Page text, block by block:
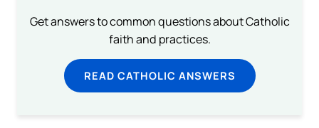
Get answers to common questions about Catholic
faith and practices.
READ CATHOLIC ANSWERS